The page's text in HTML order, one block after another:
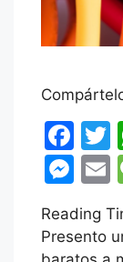
F
a
c
e
b
M
e
s
m
Reading
Presento